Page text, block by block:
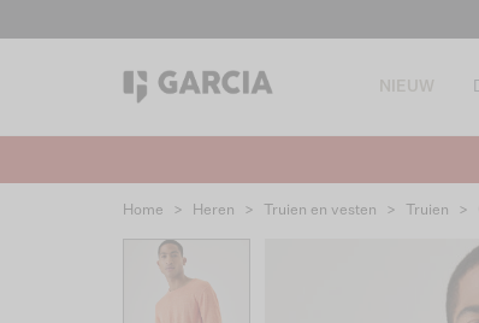
NIEUW
Home > Heren > Truien en vesten > Truien >